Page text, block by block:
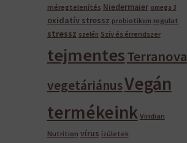
méregtelenítés Niedermaier omega 3
oxidatív stressz probiotikum regulat
stressz szelén Szív és érrendszer
tejmentesTerranova
vegetáriánusVegán
termékeink Viridian
Nutrition vírus ízületek